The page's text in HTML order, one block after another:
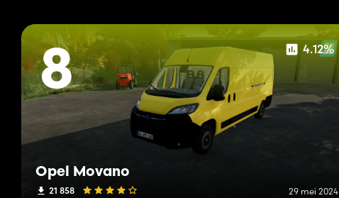
8 4.12%
Opel Movano
21 858 29 mei 2024